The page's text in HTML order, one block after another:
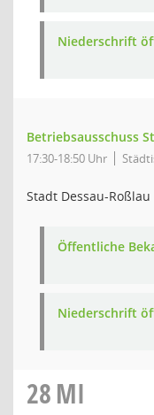
Niederschrift
Betriebsausschuss
17:30-18:50 Uhr
Stadt Dessau-Roßlau
Öffentliche
Niederschrift
28MI